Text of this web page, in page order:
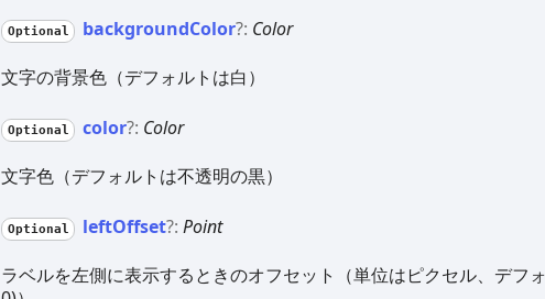
Optional backgroundColor?: Color
文字の背景色（デフォルトは白）
Optional color?: Color
文字色（デフォルトは不透明の黒）
Optional leftOffset?:Point
ラベルを左側に表示するときのオフセット（単位はピクセル、デフ